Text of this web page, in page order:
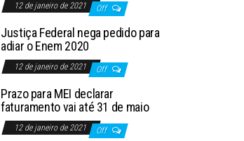
12 de janeiro de 2021 Off
Justiça Federal nega pedido para
adiar o Enem 2020
12 de janeiro de 2021 Off
Prazo para MEI declarar
faturamento vai até 31 de maio
12 de janeiro de 2021 Off